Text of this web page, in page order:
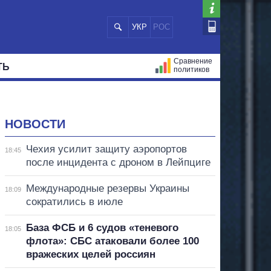
УКР РОС
Сравнение
политиков
НОВОСТИ
18:45
Чехия усилит защиту аэропортов
после инцидента с дроном в Лейпциге
18:09
Международные резервы Украины
сократились в июле
18:05
База ФСБ и 6 судов «теневого
флота»: СБС атаковали более 100
вражеских целей россиян